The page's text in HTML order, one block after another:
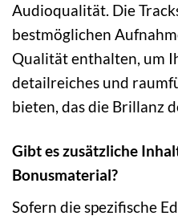
Audioqualität. Die
bestmöglichen
Qualität enthalten, um
detailreiches und
bieten, das die Brillanz
Gibt es zusätzliche
Bonusmaterial?
Sofern die spezifische